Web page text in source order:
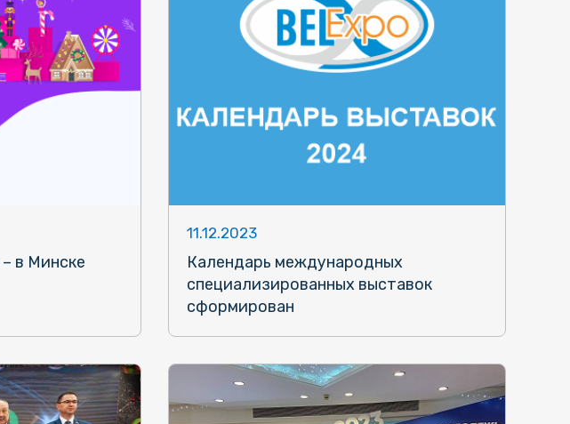
в Минске
11.12.2023
Календарь международных
специализированных выставок
сформирован